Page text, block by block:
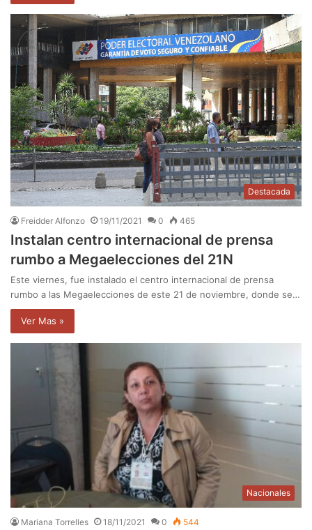
Destacada
Freidder Alfonzo 19/11/2021 0 465
Instalan centro internacional de prensa
rumbo a Megaelecciones del 21N
Este viernes, fue instalado el centro internacional de prensa
rumbo a las Megaelecciones de este 21 de noviembre, donde se…
Ver Mas »
Nacionales
Mariana Torrelles 18/11/2021 0 544